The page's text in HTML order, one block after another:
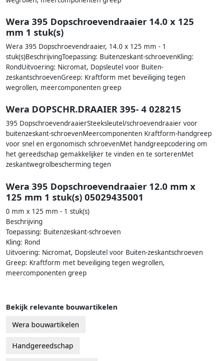
Wera 395 Dopschroevendraaier 14.0 x 125
mm 1 stuk(s)
Wera 395 Dopschroevendraaier, 14.0 x 125 mm - 1
stuk(s)BeschrijvingToepassing: Buitenzeskant-schroevenKling:
RondUitvoering: Nicromat, Dopsleutel voor Buiten-
zeskantschroevenGreep: Kraftform met beveiliging tegen
wegrollen, meercomponenten greep
Wera DOPSCHR.DRAAIER 395- 4 028215
395 DopschroevendraaierSteeksleutel/schroevendraaier voor
buitenzeskant-schroevenMeercomponenten Kraftform-handgreep
voor snel en ergonomisch schroevenMet handgreepcodering om
het gereedschap gemakkelijker te vinden en te sorterenMet
zeskantwegrolbescherming tegen
Wera 395 Dopschroevendraaier 12.0 mm x
125 mm 1 stuk(s) 05029435001
0 mm x 125 mm - 1 stuk(s)
Beschrijving
Toepassing: Buitenzeskant-schroeven
Kling: Rond
Uitvoering: Nicromat, Dopsleutel voor Buiten-zeskantschroeven
Greep: Kraftform met beveiliging tegen wegrollen,
meercomponenten greep
Bekijk relevante bouwartikelen
Wera bouwartikelen
Handgereedschap